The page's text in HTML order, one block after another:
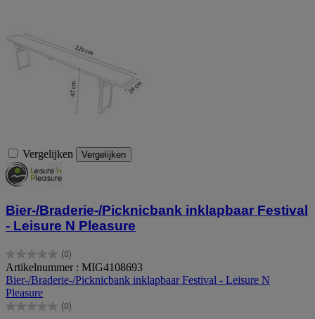
Vergelijken Vergelijken
Bier-/Braderie-/Picknicbank inklapbaar Festival
- Leisure N Pleasure
(0)
0.0
van
de
5
sterren.
Artikelnummer : MIG4108693
Bier-/Braderie-/Picknicbank inklapbaar Festival - Leisure N
Pleasure
(0)
0.0